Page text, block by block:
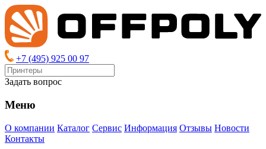
+7 (495) 925 00 97
Задать вопрос
Меню
О компании Каталог Сервис Информация Отзывы Новости
Контакты